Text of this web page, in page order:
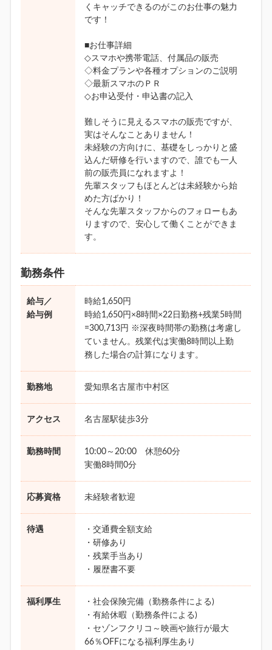
くキャッチできるのがこのお仕事の魅力
です！
■お仕事詳細
◇スマホや携帯電話、付属品の販売
◇料金プランや各種オプションのご説明
◇最新スマホのＰＲ
◇お申込受付・申込書の記入
難しそうに見えるスマホの販売ですが、
実はそんなことありません！
未経験の方向けに、基礎をしっかりと盛
込んだ研修を行いますので、誰でも一人
前の販売員になれますよ！
先輩スタッフもほとんどは未経験から始
めた方ばかり！
そんな先輩スタッフからのフォローもあ
りますので、安心して働くことができま
す。
勤務条件
給与／
給与例
時給1,650円
時給1,650円×8時間×22日勤務+残業5時間
=300,713円 ※深夜時間帯の勤務は考慮し
ていません。残業代は実働8時間以上勤
務した場合の計算になります。
勤務地 愛知県名古屋市中村区
アクセス 名古屋駅徒歩3分
勤務時間
10:00～20:00 休憩60分
実働8時間0分
応募資格 未経験者歓迎
待遇
・交通費全額支給
・研修あり
・残業手当あり
・履歴書不要
福利厚生
・社会保険完備（勤務条件による)
・有給休暇（勤務条件による)
・セゾンフクリコ～映画や旅行が最大
66％OFFになる福利厚生あり